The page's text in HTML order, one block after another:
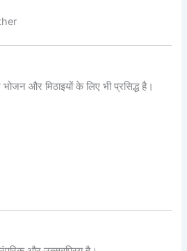
और मिठाइयों के लिए भी प्रसिद्ध है।